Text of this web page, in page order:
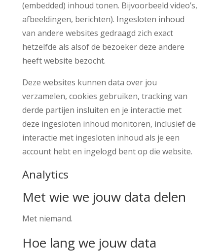
(embedded) inhoud tonen. Bijvoorbeeld video’s,
afbeeldingen, berichten). Ingesloten inhoud
van andere websites gedraagd zich exact
hetzelfde als alsof de bezoeker deze andere
heeft website bezocht.
Deze websites kunnen data over jou
verzamelen, cookies gebruiken, tracking van
derde partijen insluiten en je interactie met
deze ingesloten inhoud monitoren, inclusief de
interactie met ingesloten inhoud als je een
account hebt en ingelogd bent op die website.
Analytics
Met wie we jouw data delen
Met niemand.
Hoe lang we jouw data